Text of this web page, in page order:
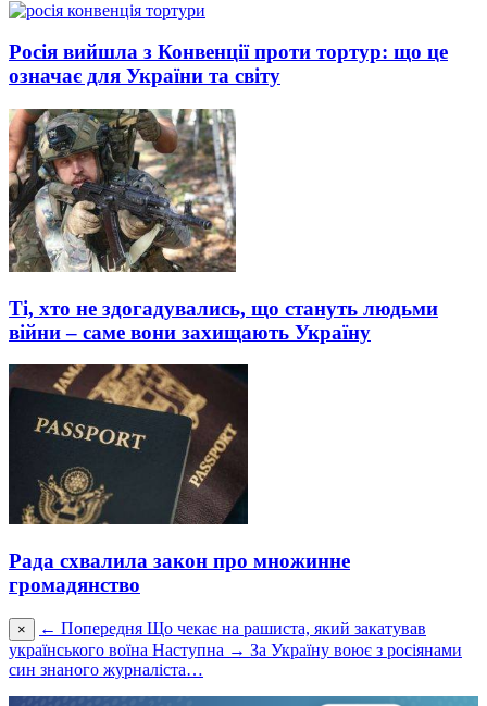
Росія вийшла з Конвенції проти тортур: що це
означає для України та світу
Ті, хто не здогадувались, що стануть людьми
війни – саме вони захищають Україну
Рада схвалила закон про множинне
громадянство
× ← Попередня Що чекає на рашиста, який закатував
українського воїна Наступна → За Україну воює з росіянами
син знаного журналіста…